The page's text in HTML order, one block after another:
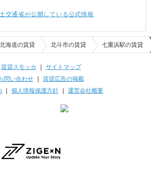
交通省が公開している公式情報
北海道の賃貸 北斗市の賃貸 七重浜駅の賃貸
賃貸スモッカ | サイトマップ
問い合わせ| 賃貸広告の掲載
| 個人情報保護方針 | 運営会社概要